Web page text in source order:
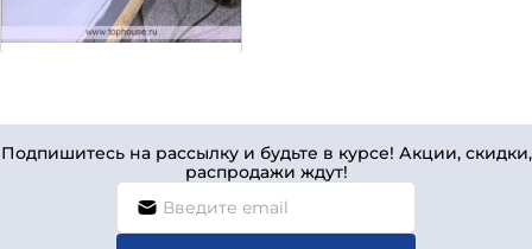
Подпишитесь на рассылку и будьте в курсе! Акции, скидки,
распродажи ждут!